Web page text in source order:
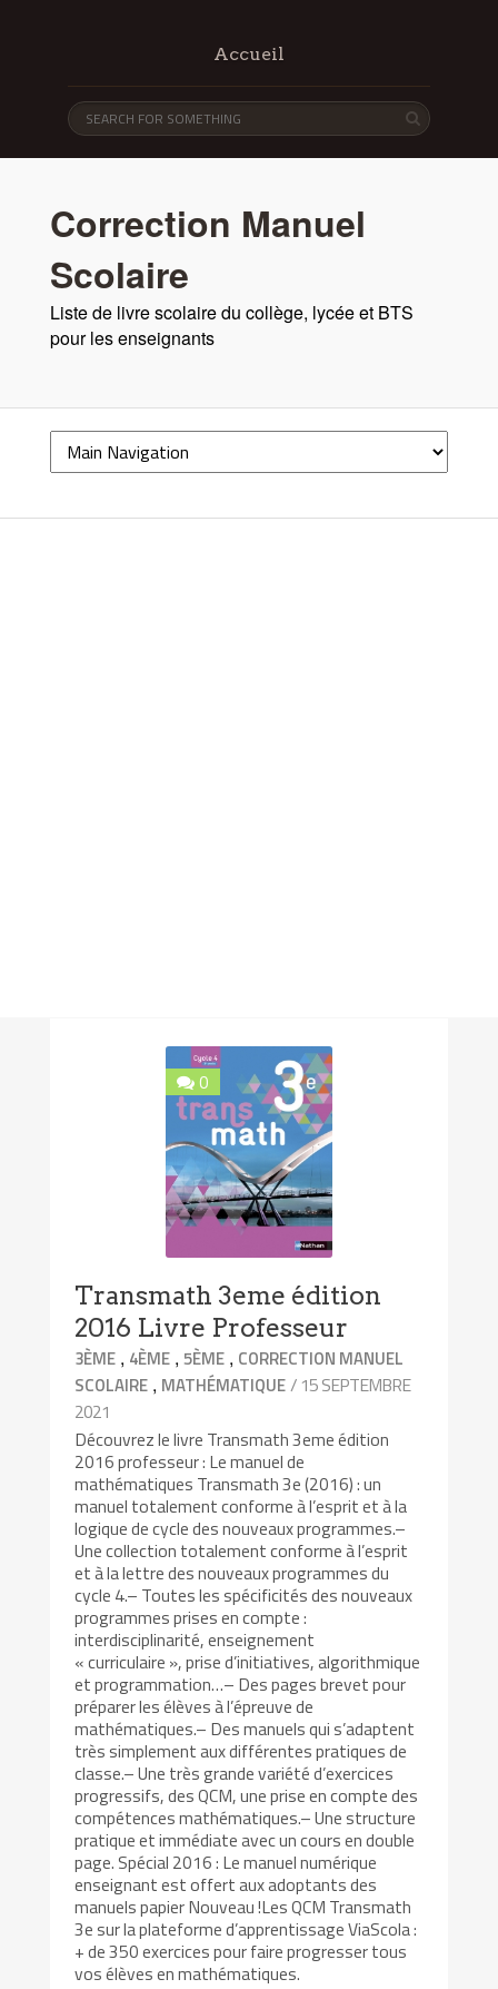
Accueil
Correction Manuel
Scolaire
Liste de livre scolaire du collège, lycée et BTS
pour les enseignants
0
Transmath 3eme édition
2016 Livre Professeur
3ÈME , 4ÈME ,5ÈME , CORRECTION MANUEL
SCOLAIRE , MATHÉMATIQUE/ 15 SEPTEMBRE
2021
Découvrez le livre Transmath 3eme édition
2016 professeur : Le manuel de
mathématiques Transmath 3e (2016) : un
manuel totalement conforme à l’esprit et à la
logique de cycle des nouveaux programmes.–
Une collection totalement conforme à l’esprit
et à la lettre des nouveaux programmes du
cycle 4.– Toutes les spécificités des nouveaux
programmes prises en compte :
interdisciplinarité, enseignement
« curriculaire », prise d’initiatives, algorithmique
et programmation…– Des pages brevet pour
préparer les élèves à l’épreuve de
mathématiques.– Des manuels qui s’adaptent
très simplement aux différentes pratiques de
classe.– Une très grande variété d’exercices
progressifs, des QCM, une prise en compte des
compétences mathématiques.– Une structure
pratique et immédiate avec un cours en double
page. Spécial 2016 : Le manuel numérique
enseignant est offert aux adoptants des
manuels papier Nouveau !Les QCM Transmath
3e sur la plateforme d’apprentissage ViaScola :
+ de 350 exercices pour faire progresser tous
vos élèves en mathématiques.